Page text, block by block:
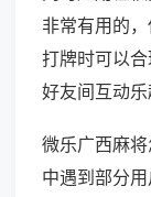
非常有用的
打牌时可以
好友间互动乐
微乐广西麻
中遇到部分